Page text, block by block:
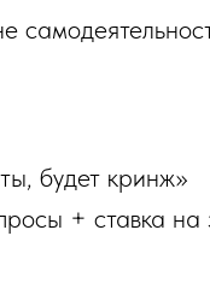
будет кринж»
+ ставка